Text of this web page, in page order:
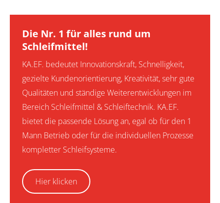
Die Nr. 1 für alles rund um
Schleifmittel!
KA.EF. bedeutet Innovationskraft, Schnelligkeit,
gezielte Kundenorientierung, Kreativität, sehr gute
Qualitäten und ständige Weiterentwicklungen im
Bereich Schleifmittel & Schleiftechnik. KA.EF.
bietet die passende Lösung an, egal ob für den 1
Mann Betrieb oder für die individuellen Prozesse
kompletter Schleifsysteme.
Hier klicken